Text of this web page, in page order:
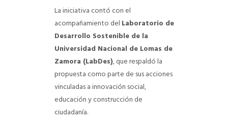
La iniciativa contó con el
acompañamiento del Laboratorio de
Desarrollo Sostenible de la
Universidad Nacional de Lomas de
Zamora (LabDes), que respaldó la
propuesta como parte de sus acciones
vinculadas a innovación social,
educación y construcción de
ciudadanía.